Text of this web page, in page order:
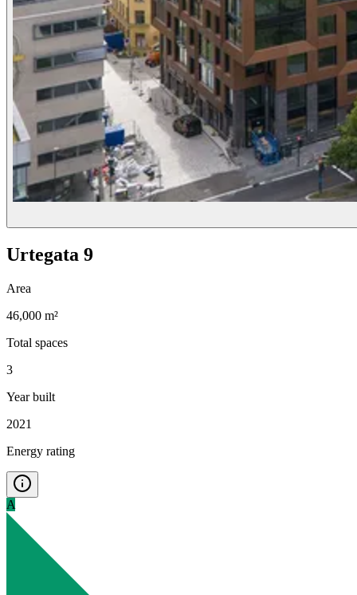
Urtegata 9
Area
46,000 m²
Total spaces
3
Year built
2021
Energy rating
A